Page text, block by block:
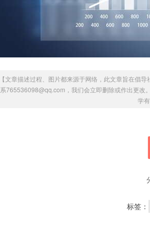
【文章描述过程、图片都来源于网络，此文章旨在倡
系765536098@qq.com，我们会立即删除或作出更改
学
标签：